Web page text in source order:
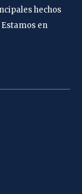
hechos
en